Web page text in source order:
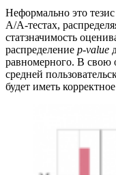
Неформально это
A/A-тестах,
статзначимость
распределение p-value
равномерного. В свою
средней
будет иметь